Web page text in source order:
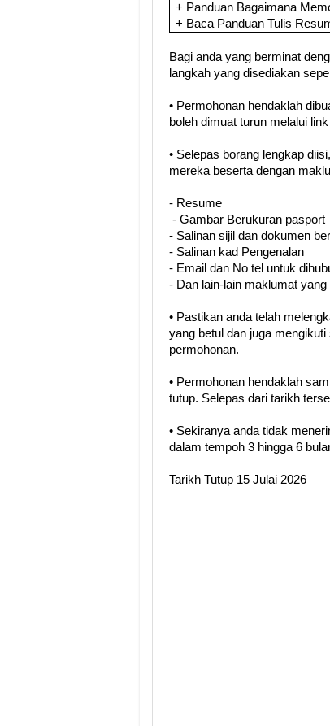
+ Panduan Bagaimana
+ Baca Panduan Tulis
Bagi anda yang berminat
langkah yang disediakan
• Permohonan hendaklah
boleh dimuat turun melalui
• Selepas borang lengkap
mereka beserta dengan
- Resume
- Gambar Berukuran pasport
- Salinan sijil dan dokumen
- Salinan kad Pengenalan
- Email dan No tel untuk
- Dan lain-lain maklumat yang
• Pastikan anda telah
yang betul dan juga
permohonan.
• Permohonan hendaklah
tutup. Selepas dari tarikh
• Sekiranya anda tidak
dalam tempoh 3 hingga 6
Tarikh Tutup 15 Julai 2026